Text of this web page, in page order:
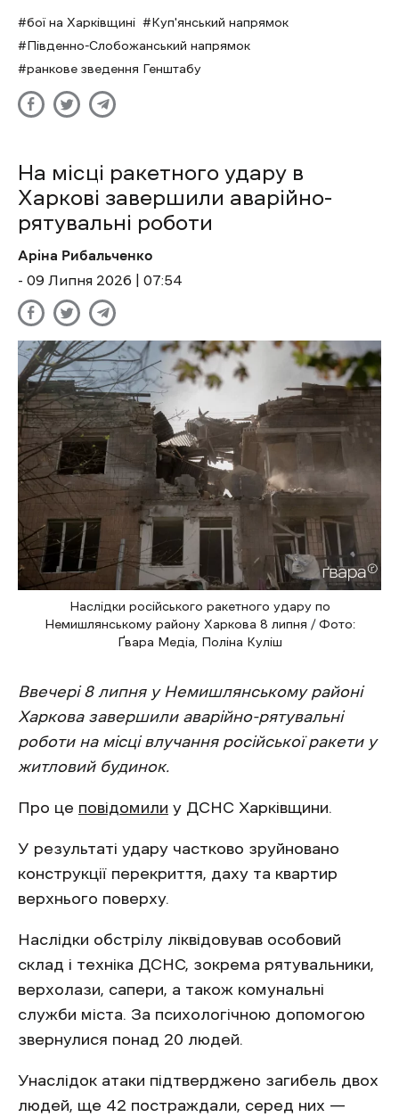
бої на Харківщині
Куп'янський напрямок
Південно-Слобожанський напрямок
ранкове зведення Генштабу
На місці ракетного удару в
Харкові завершили аварійно-
рятувальні роботи
Аріна Рибальченко
- 09 Липня 2026 | 07:54
Наслідки російського ракетного удару по
Немишлянському району Харкова 8 липня / Фото:
Ґвара Медіа, Поліна Куліш
Ввечері 8 липня у Немишлянському районі
Харкова завершили аварійно-рятувальні
роботи на місці влучання російської ракети у
житловий будинок.
Про це повідомили у ДСНС Харківщини.
У результаті удару частково зруйновано
конструкції перекриття, даху та квартир
верхнього поверху.
Наслідки обстрілу ліквідовував особовий
склад і техніка ДСНС, зокрема рятувальники,
верхолази, сапери, а також комунальні
служби міста. За психологічною допомогою
звернулися понад 20 людей.
Унаслідок атаки підтверджено загибель двох
людей, ще 42 постраждали, серед них —